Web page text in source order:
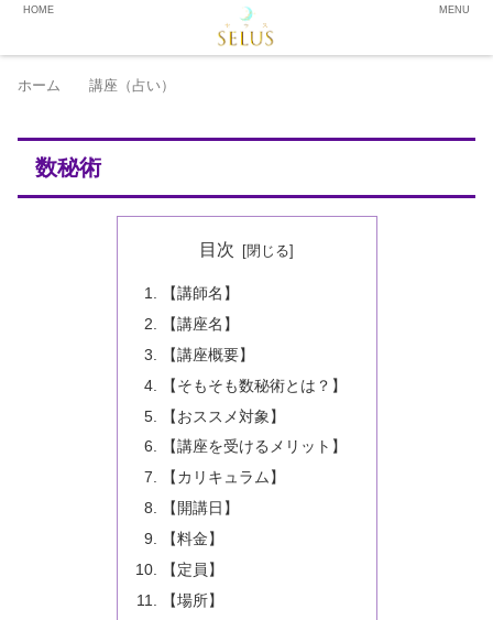
ホーム 講座（占い）
数秘術
目次
【講師名】
【講座名】
【講座概要】
【そもそも数秘術とは？】
【おススメ対象】
【講座を受けるメリット】
【カリキュラム】
【開講日】
【料金】
【定員】
【場所】
HOME MENU